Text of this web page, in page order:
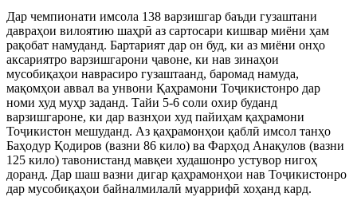
Дар чемпионати имсола 138 варзишгар баъди гузаштани
давраҳои вилоятию шаҳрӣ аз сартосари кишвар миёни ҳам
рақобат намуданд. Бартарият дар он буд, ки аз миёни онҳо
аксариятро варзишгарони ҷавоне, ки нав зинаҳои
мусобиқаҳои наврасиро гузаштаанд, баромад намуда,
мақомҳои аввал ва унвони Қаҳрамони Тоҷикистонро дар
номи худ муҳр заданд. Тайи 5-6 соли охир буданд
варзишгароне, ки дар вазнҳои худ пайиҳам қаҳрамони
Тоҷикистон мешуданд. Аз қаҳрамонҳои қаблӣ имсол танҳо
Баҳодур Қодиров (вазни 86 кило) ва Фарҳод Анақулов (вазни
125 кило) тавонистанд мавқеи худашонро устувор нигоҳ
доранд. Дар шаш вазни дигар қаҳрамонҳои нав Тоҷикистонро
дар мусобиқаҳои байналмилалӣ муаррифӣ хоҳанд кард.